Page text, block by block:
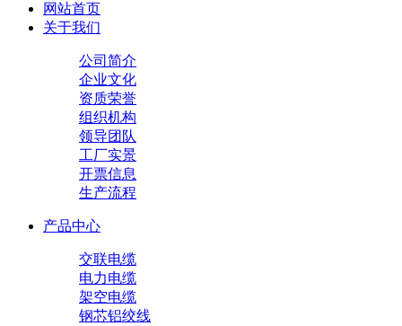
网站首页
关于我们
公司简介
企业文化
资质荣誉
组织机构
领导团队
工厂实景
开票信息
生产流程
产品中心
交联电缆
电力电缆
架空电缆
钢芯铝绞线